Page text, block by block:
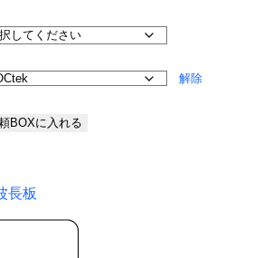
解除
BOXに入れる
長板